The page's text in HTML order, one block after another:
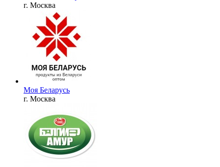
г. Москва
Моя Беларусь
г. Москва